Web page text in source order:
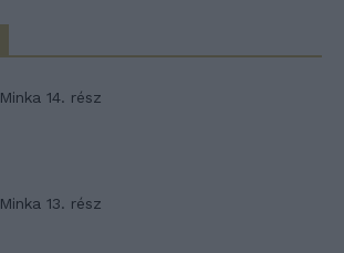
Minka 14. rész
Minka 13. rész